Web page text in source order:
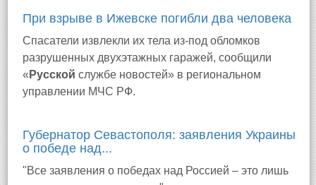
При взрыве в Ижевске погибли два человека
Спасатели извлекли их тела из-под обломков
разрушенных двухэтажных гаражей, сообщили
« Русской службе новостей» в региональном
управлении МЧС РФ.
Губернатор Севастополя: заявления Украины
о победе над...
"Все заявления о победах над Россией – это лишь